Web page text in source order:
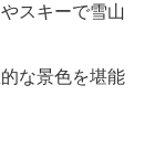
スキーで雪山
な景色を堪能